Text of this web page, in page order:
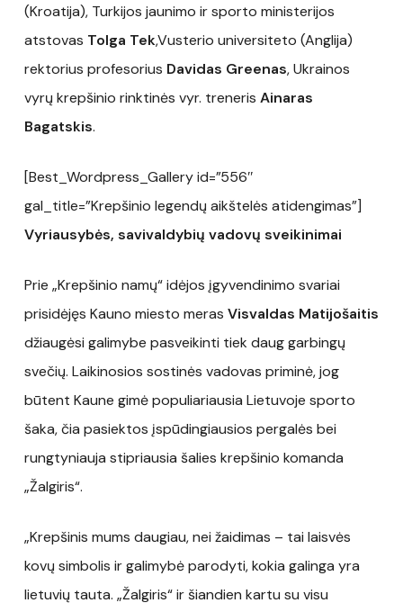
(Kroatija), Turkijos jaunimo ir sporto ministerijos
atstovas Tolga Tek,Vusterio universiteto (Anglija)
rektorius profesorius Davidas Greenas, Ukrainos
vyrų krepšinio rinktinės vyr. treneris Ainaras
Bagatskis.
[Best_Wordpress_Gallery id=”556″
gal_title=”Krepšinio legendų aikštelės atidengimas”]
Vyriausybės, savivaldybių vadovų sveikinimai
Prie „Krepšinio namų“ idėjos įgyvendinimo svariai
prisidėjęs Kauno miesto meras Visvaldas Matijošaitis
džiaugėsi galimybe pasveikinti tiek daug garbingų
svečių. Laikinosios sostinės vadovas priminė, jog
būtent Kaune gimė populiariausia Lietuvoje sporto
šaka, čia pasiektos įspūdingiausios pergalės bei
rungtyniauja stipriausia šalies krepšinio komanda
„Žalgiris“.
„Krepšinis mums daugiau, nei žaidimas – tai laisvės
kovų simbolis ir galimybė parodyti, kokia galinga yra
lietuvių tauta. „Žalgiris“ ir šiandien kartu su visu